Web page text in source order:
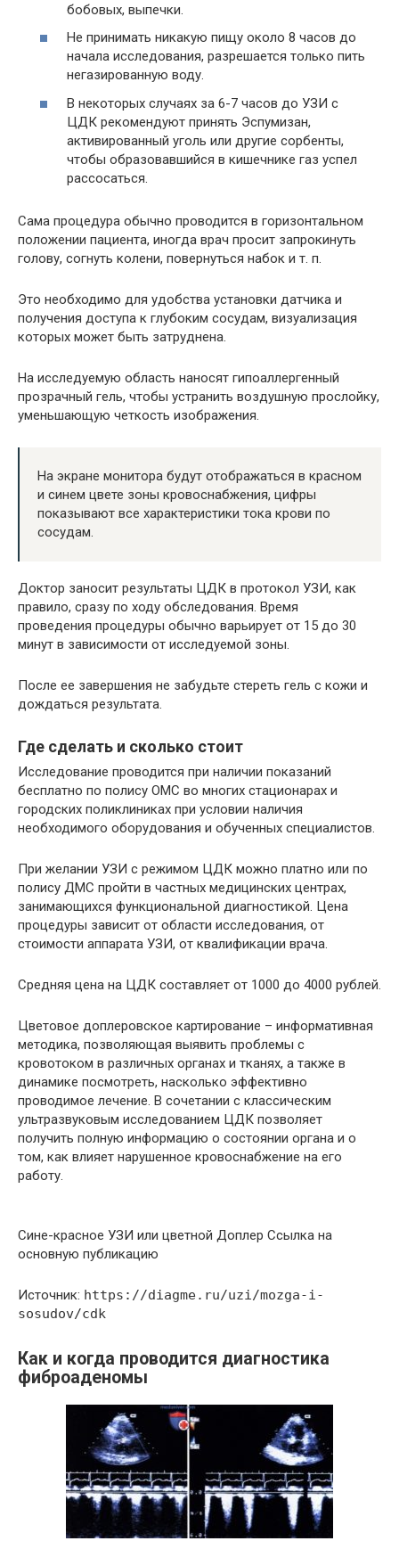
бобовых, выпечки.
Не принимать никакую пищу около 8 часов до
начала исследования, разрешается только пить
негазированную воду.
В некоторых случаях за 6-7 часов до УЗИ с
ЦДК рекомендуют принять Эспумизан,
активированный уголь или другие сорбенты,
чтобы образовавшийся в кишечнике газ успел
рассосаться.
Сама процедура обычно проводится в горизонтальном
положении пациента, иногда врач просит запрокинуть
голову, согнуть колени, повернуться набок и т. п.
Это необходимо для удобства установки датчика и
получения доступа к глубоким сосудам, визуализация
которых может быть затруднена.
На исследуемую область наносят гипоаллергенный
прозрачный гель, чтобы устранить воздушную прослойку,
уменьшающую четкость изображения.
На экране монитора будут отображаться в красном
и синем цвете зоны кровоснабжения, цифры
показывают все характеристики тока крови по
сосудам.
Доктор заносит результаты ЦДК в протокол УЗИ, как
правило, сразу по ходу обследования. Время
проведения процедуры обычно варьирует от 15 до 30
минут в зависимости от исследуемой зоны.
После ее завершения не забудьте стереть гель с кожи и
дождаться результата.
Где сделать и сколько стоит
Исследование проводится при наличии показаний
бесплатно по полису ОМС во многих стационарах и
городских поликлиниках при условии наличия
необходимого оборудования и обученных специалистов.
При желании УЗИ с режимом ЦДК можно платно или по
полису ДМС пройти в частных медицинских центрах,
занимающихся функциональной диагностикой. Цена
процедуры зависит от области исследования, от
стоимости аппарата УЗИ, от квалификации врача.
Средняя цена на ЦДК составляет от 1000 до 4000 рублей.
Цветовое доплеровское картирование – информативная
методика, позволяющая выявить проблемы с
кровотоком в различных органах и тканях, а также в
динамике посмотреть, насколько эффективно
проводимое лечение. В сочетании с классическим
ультразвуковым исследованием ЦДК позволяет
получить полную информацию о состоянии органа и о
том, как влияет нарушенное кровоснабжение на его
работу.
Сине-красное УЗИ или цветной Доплер Ссылка на
основную публикацию
Источник: https://diagme.ru/uzi/mozga-i-
sosudov/cdk
Как и когда проводится диагностика
фиброаденомы